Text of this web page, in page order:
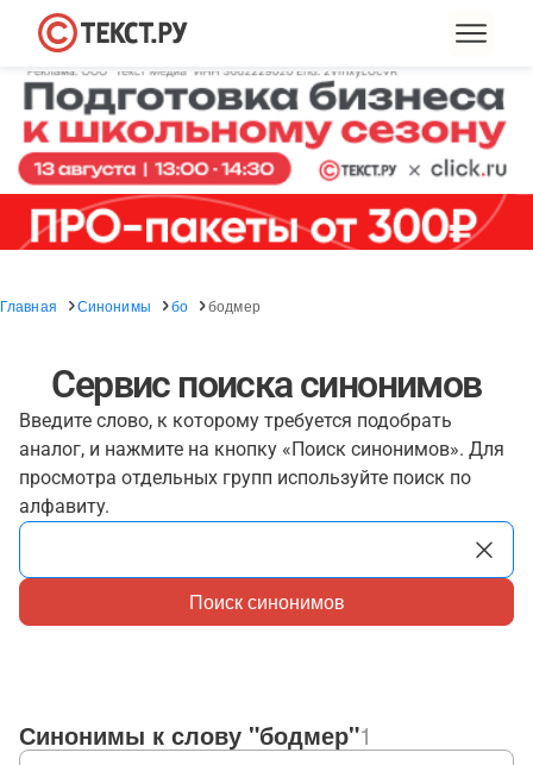
Главная Синонимы бо бодмер
Сервис поиска синонимов
Введите слово, к которому требуется подобрать
аналог, и нажмите на кнопку «Поиск синонимов». Для
просмотра отдельных групп используйте поиск по
алфавиту.
Поиск синонимов
Синонимы к слову "бодмер"1